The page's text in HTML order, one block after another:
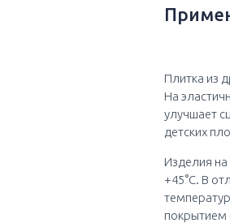
Плитка из
На
улучшает
детских
Изделия
+45°С. В
покрытием